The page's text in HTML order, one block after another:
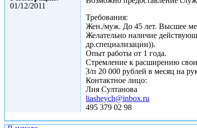
01/12/2011
Требования:
Жен./муж. До 45 лет. Высшее
Желательно наличие
др.специализации)).
Опыт работы от 1 года.
Стремление к расширению
З/п 20 000 рублей в месяц на
Контактное лицо:
Лия Султанова
liasheych@inbox.ru
495 379 02 98